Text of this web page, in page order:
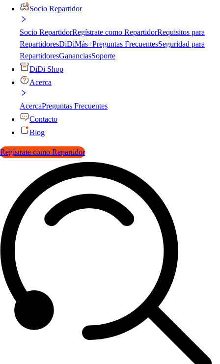
Socio Repartidor
Socio RepartidorRegístrate como RepartidorRequisitos para
RepartidoresDiDiMás+Preguntas FrecuentesSeguridad para
RepartidoresGananciasSoporte
DiDi Shop
Acerca
AcercaPreguntas Frecuentes
Contacto
Blog
Regístrate como Repartidor